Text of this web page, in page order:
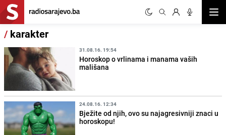
/ karakter
31.08.16. 19:54
Horoskop o vrlinama i manama vaših
mališana
24.08.16. 12:34
Bježite od njih, ovo su najagresivniji znaci u
horoskopu!